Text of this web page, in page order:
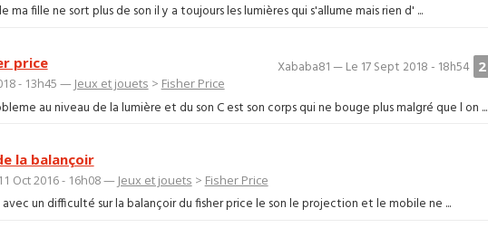
ma fille ne sort plus de son il y a toujours les lumières qui s'allume mais rien d' ...
2
Xababa81 — Le 17 Sept 2018 - 18h54
price
- 13h45 — Jeux et jouets > Fisher Price
au niveau de la lumière et du son C est son corps qui ne bouge plus malgré que l on ...
la balançoir
Oct 2016 - 16h08 — Jeux et jouets > Fisher Price
un difficulté sur la balançoir du fisher price le son le projection et le mobile ne ...